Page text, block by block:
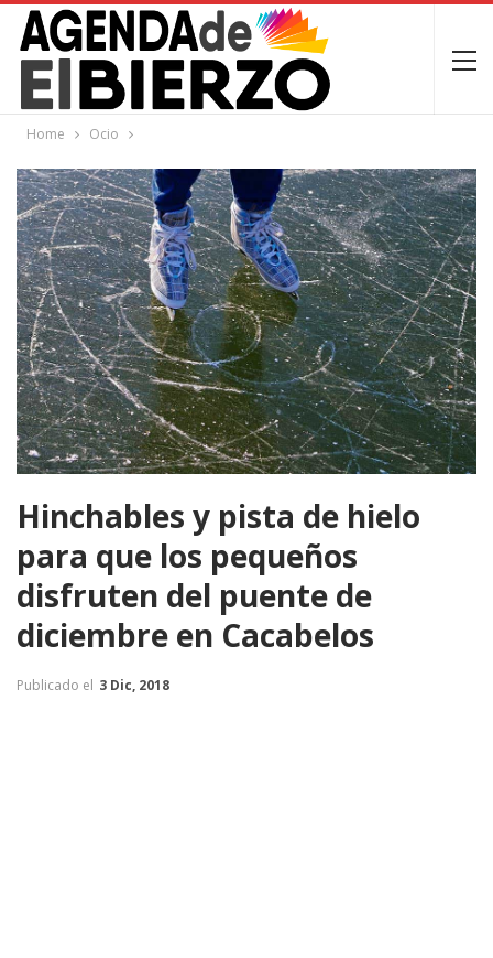
Home Ocio
Hinchables y pista de hielo
para que los pequeños
disfruten del puente de
diciembre en Cacabelos
Publicado el 3 Dic, 2018